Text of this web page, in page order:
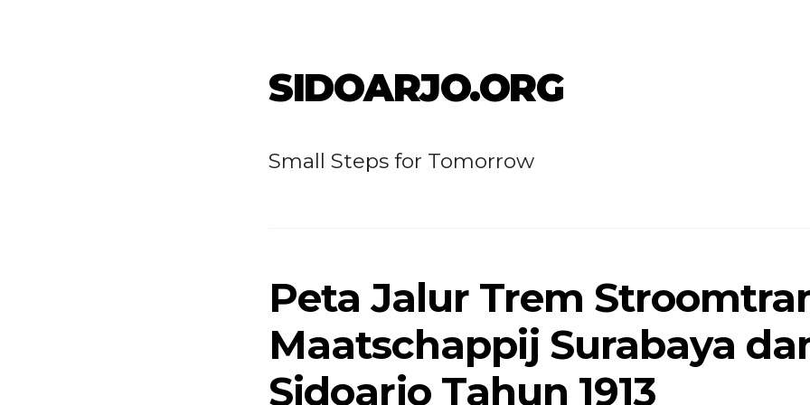
SIDOARJO.ORG
Small Steps for Tomorrow
Peta Jalur Trem
Maatschappij Surabaya
Sidoarjo Tahun 1913